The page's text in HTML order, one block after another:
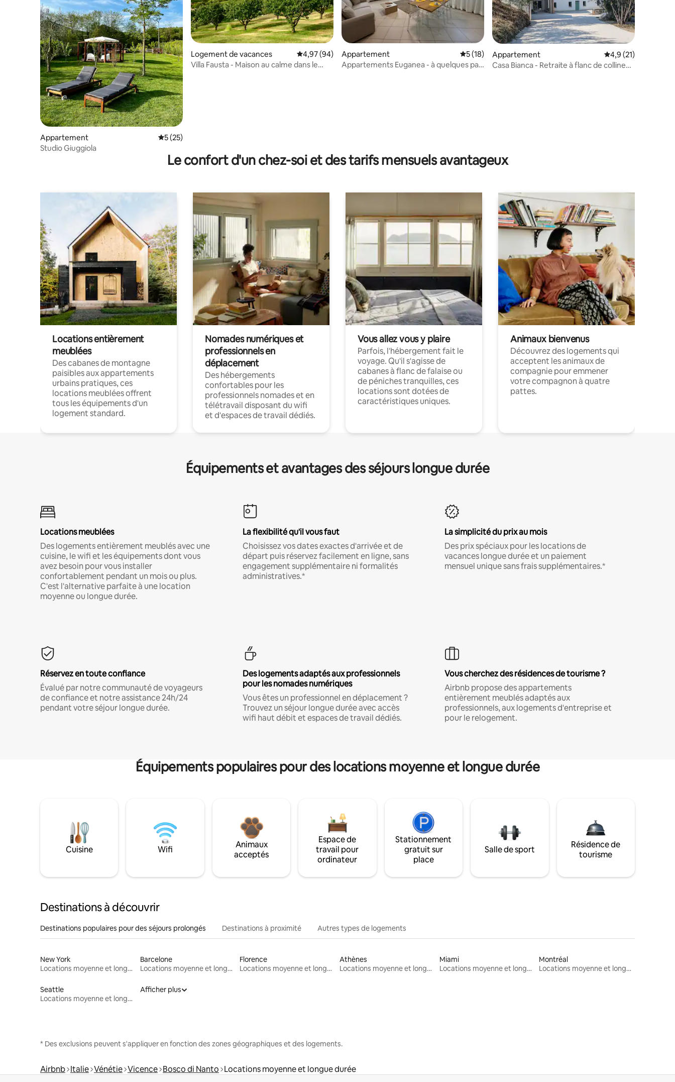
Appartement Évaluation moyenne sur la base de 25 commentaires : 5 sur 5
5 (25)
Studio Giuggiola
Logement de vacances Évaluation moyenne sur la base de 94 commentaires : 4,97 sur 5
4,97 (94)
Villa Fausta - Maison au calme dans le
Appartement Évaluation moyenne sur la base de 18 commentaires : 5 sur 5
5 (18)
Appartements Euganea - à quelques pas
Appartement Évaluation
4,9 (21)
Casa Bianca - Retraite à flanc de colline
Le confort d'un chez-soi et des tarifs mensuels avantageux
Locations entièrement
meublées
Des cabanes de montagne
paisibles aux appartements
urbains pratiques, ces
locations meublées offrent
tous les équipements d'un
logement standard.
Nomades numériques et
professionnels en
déplacement
Des hébergements
confortables pour les
professionnels nomades et en
télétravail disposant du wifi
et d'espaces de travail dédiés.
Vous allez vous y plaire
Parfois, l'hébergement fait le
voyage. Qu'il s'agisse de
cabanes à flanc de falaise ou
de péniches tranquilles, ces
locations sont dotées de
caractéristiques uniques.
Animaux bienvenus
Découvrez des logements qui
acceptent les animaux de
compagnie pour emmener
votre compagnon à quatre
pattes.
Équipements et avantages des séjours longue durée
Locations meublées
Des logements entièrement meublés avec une
cuisine, le wifi et les équipements dont vous
avez besoin pour vous installer
confortablement pendant un mois ou plus.
C'est l'alternative parfaite à une location
moyenne ou longue durée.
La flexibilité qu'il vous faut
Choisissez vos dates exactes d'arrivée et de
départ puis réservez facilement en ligne, sans
engagement supplémentaire ni formalités
administratives.*
La simplicité du prix au mois
Des prix spéciaux pour les locations de
vacances longue durée et un paiement
mensuel unique sans frais supplémentaires.*
Réservez en toute confiance
Évalué par notre communauté de voyageurs
de confiance et notre assistance 24h/24
pendant votre séjour longue durée.
Des logements adaptés aux professionnels
pour les nomades numériques
Vous êtes un professionnel en déplacement ?
Trouvez un séjour longue durée avec accès
wifi haut débit et espaces de travail dédiés.
Vous cherchez des résidences de tourisme ?
Airbnb propose des appartements
entièrement meublés adaptés aux
professionnels, aux logements d'entreprise et
pour le relogement.
Équipements populaires pour des locations moyenne et longue durée
Cuisine Wifi
Animaux
acceptés
Espace de
travail pour
ordinateur
Stationnement
gratuit sur
place
Salle de sport
Résidence de
tourisme
Destinations à découvrir
Destinations populaires pour des séjours prolongés Destinations à proximité Autres types de logements
New York
Locations moyenne et longue durée
Barcelone
Locations moyenne et longue durée
Florence
Locations moyenne et longue durée
Athènes
Locations moyenne et longue durée
Miami
Locations moyenne et longue durée
Montréal
Locations moyenne et longue durée
Seattle
Locations moyenne et longue durée
Afficher plus
* Des exclusions peuvent s'appliquer en fonction des zones géographiques et des logements.
Airbnb Italie Vénétie Vicence Bosco di Nanto Locations moyenne et longue durée